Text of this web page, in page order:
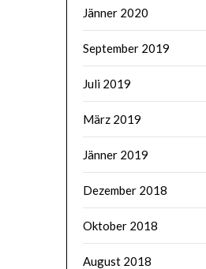
Jänner 2020
September 2019
Juli 2019
März 2019
Jänner 2019
Dezember 2018
Oktober 2018
August 2018